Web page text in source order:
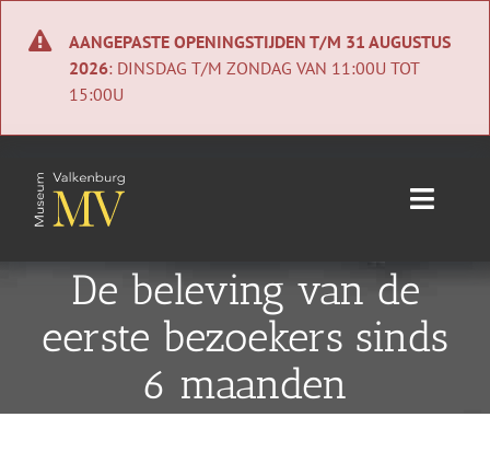
naar
AANGEPASTE OPENINGSTIJDEN T/M 31 AUGUSTUS
2026: DINSDAG T/M ZONDAG VAN 11:00U TOT
15:00U
Toggle
Home
Nieuws
De beleving van de
eerste bezoekers sinds
6 maanden